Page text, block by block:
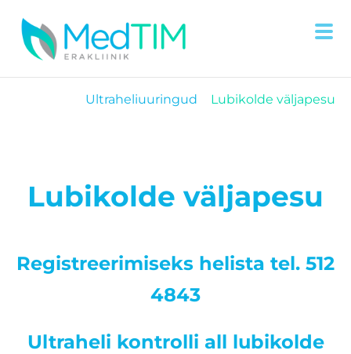
Ultraheliuuringud Lubikolde väljapesu
Lubikolde väljapesu
Registreerimiseks helista tel. 512
4843
Ultraheli kontrolli all lubikolde